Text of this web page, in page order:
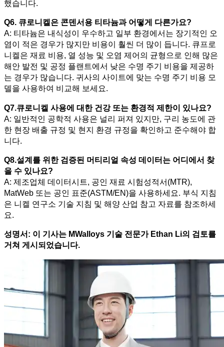
했습니다.
Q6. 큐로니켈은 콘덴서용 티타늄과 어떻게 다른가요?
A: 티타늄은 내식성이 우수하고 일부 환경에서는 장기적인 오
염이 적은 경우가 많지만 비용이 훨씬 더 많이 듭니다. 큐프로
니켈은 재료 비용, 열 성능 및 오염 제어의 균형으로 인해 많은
해안 발전 및 공정 플랜트에서 낮은 수명 주기 비용을 제공하
는 경우가 많습니다. 귀사의 사이트에 맞는 수명 주기 비용 모
델을 사용하여 비교해 보세요.
Q7.큐로니켈 사용에 대한 건강 또는 환경적 제한이 있나요?
A: 일반적인 공학적 사용은 널리 퍼져 있지만, 구리 농도에 관
한 현장 배출 규정 및 현지 환경 규정을 확인하고 준수해야 합
니다.
Q8.설계를 위한 검증된 머티리얼 속성 데이터는 어디에서 찾
을 수 있나요?
A: 제조업체 데이터시트, 공인 재료 시험성적서(MTR),
MatWeb 또는 공인 표준(ASTM/EN)을 사용하세요. 부식 지침
은 니켈 연구소 기술 지침 및 해양 산업 참고 자료를 참조하세
요.
성명서: 이 기사는 MWalloys 기술 전문가 Ethan Li의 검토를
거쳐 게시되었습니다.